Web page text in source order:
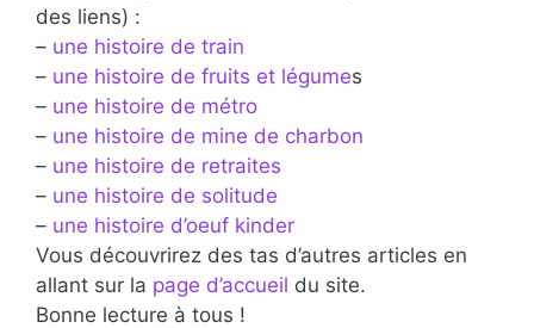
des liens) :
– une histoire de train
– une histoire de fruits et légumes
– une histoire de métro
– une histoire de mine de charbon
– une histoire de retraites
– une histoire de solitude
– une histoire d’oeuf kinder
Vous découvrirez des tas d’autres articles en
allant sur la page d’accueil du site.
Bonne lecture à tous !